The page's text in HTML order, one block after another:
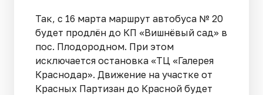
Так, с 16 марта маршрут автобуса № 20
будет продлён до КП «Вишнёвый сад» в
пос. Плодородном. При этом
исключается остановка «ТЦ «Галерея
Краснодар». Движение на участке от
Красных Партизан до Красной будет